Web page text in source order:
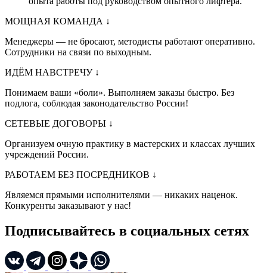
МОЩНАЯ КОМАНДА ↓
Менеджеры — не бросают, методисты работают оперативно.
Сотрудники на связи по выходным.
ИДЁМ НАВСТРЕЧУ ↓
Понимаем ваши «боли». Выполняем заказы быстро. Без
подлога, соблюдая законодательство России!
СЕТЕВЫЕ ДОГОВОРЫ ↓
Организуем очную практику в мастерских и классах лучших
учреждений России.
РАБОТАЕМ БЕЗ ПОСРЕДНИКОВ ↓
Являемся прямыми исполнителями — никаких наценок.
Конкуренты заказывают у нас!
Подписывайтесь в социальных сетях